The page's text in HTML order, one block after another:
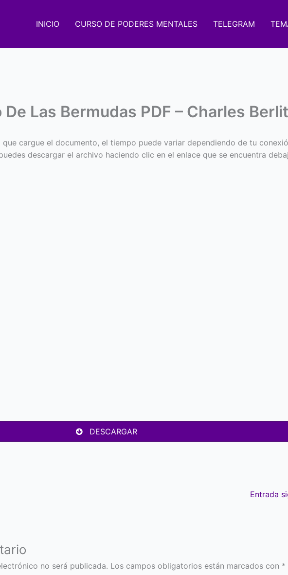
INICIO CURSO DE PODERES MENTALES TELEGRAM
De Las Bermudas PDF – Charles
que cargue el documento, el tiempo puede variar dependiendo de tu
descargar el archivo haciendo clic en el enlace que se encuentra
DESCARGAR
Entrada
no será publicada. Los campos obligatorios están marcados con *